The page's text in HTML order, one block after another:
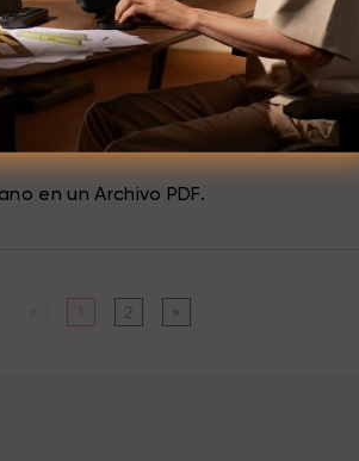
para Windows / Mac?
para Mac?
en un Archivo PDF.
2 »